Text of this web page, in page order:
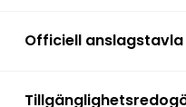
Officiell anslagstavla